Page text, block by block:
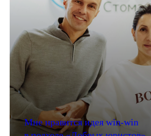
Мне нравится идея win-win